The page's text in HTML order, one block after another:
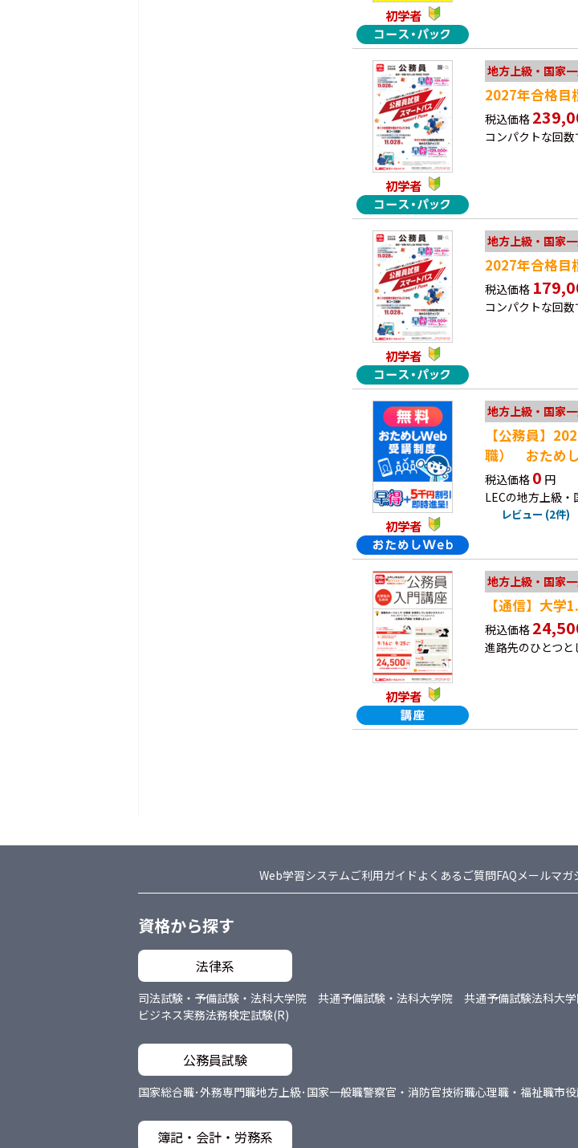
初学者
初学者
地方上級・国家
2027年合格目
税込価格
コンパクトな回
初学者
地方上級・国家
2027年合格目
税込価格
コンパクトな回
初学者
地方上級・国家
【公務員】
職） おため
税込価格 0 円
LECの地方上級・
レビュー (2件)
初学者
地方上級・国家
【通信】大学
税込価格
進路先のひとつと
Web学習システムご利用ガイド よくあるご質問FAQメールマガ
資格から探す
法律系
司法試験・予備試験・法科大学院 共通予備試験・法科大学院 共通予備試験法科大
ビジネス実務法務検定試験(R)
公務員試験
国家総合職･外務専門職地方上級･国家一般職警察官・消防官技術職心理職・福祉職市
簿記・会計・労務系